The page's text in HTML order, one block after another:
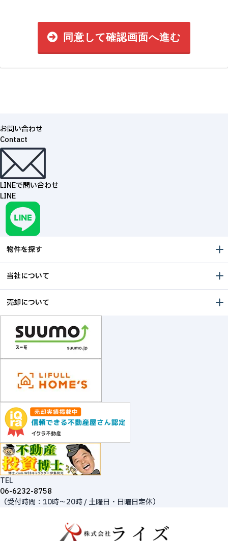
同意して確認画面へ進む
お問い合わせ
Contact
LINEで問い合わせ
LINE
物件を探す
当社について
売却について
TEL
06-6232-8758
（受付時間：10時～20時 / 土曜日・日曜日定休）